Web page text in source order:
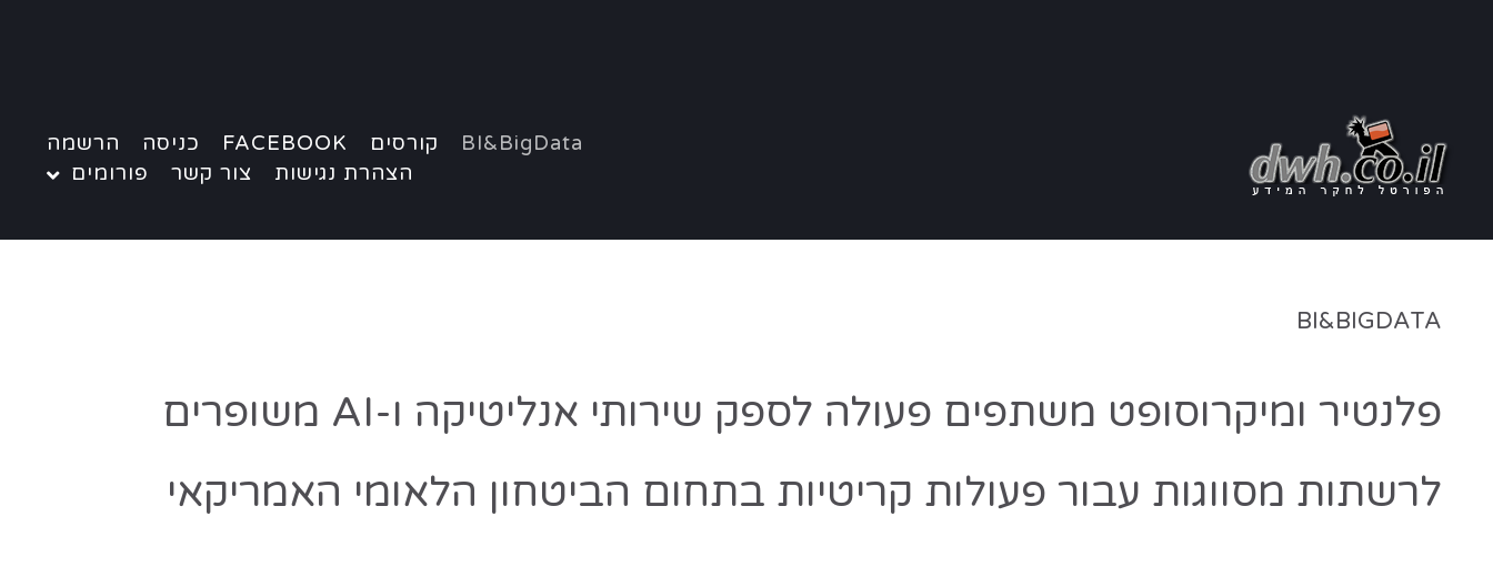
BI&BigData קורסים FACEBOOK כניסה
הרשמה
הצהרת נגישות
צור קשר פורומים
BI&BIGDATA
פלנטיר ומיקרוסופט משתפים פעולה לספק שירותי אנליטיקה ו-AI משופרים
לרשתות מסווגות עבור פעולות קריטיות בתחום הביטחון הלאומי האמריקאי